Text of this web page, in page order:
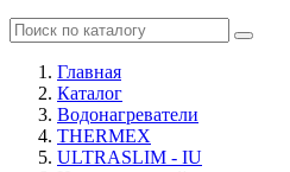
Главная
Каталог
Водонагреватели
THERMEX
ULTRASLIM - IU